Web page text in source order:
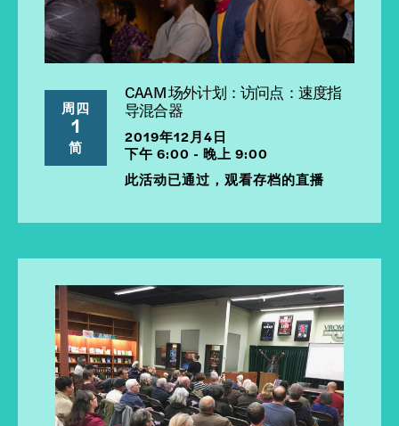
周四
1
简
CAAM 场外计划：访问点：速度指
导混合器
2019年12月4日
下午 6:00 - 晚上 9:00
此活动已通过，观看存档的直播